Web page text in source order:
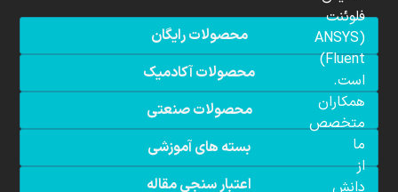
محصولات رایگان
محصولات آکادمیک
محصولات صنعتی
بسته های آموزشی
اعتبار سنجی مقاله
فلوئنت
(ANSYS
Fluent)
است.
همکاران
متخصص
ما
از
دانش